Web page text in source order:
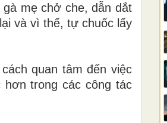
mẹ chở che, dẫn dắt
và vì thế, tự chuốc lấy
quan tâm đến việc
trong các công tác